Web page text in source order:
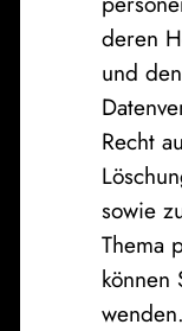
deren
und
Recht
sowie
Thema
können
wenden.